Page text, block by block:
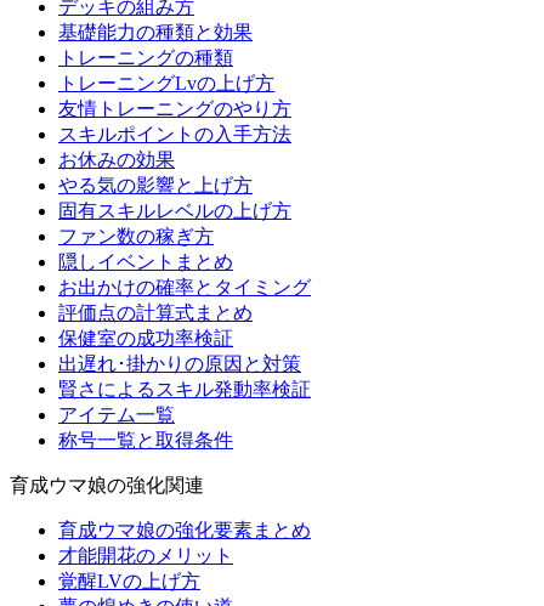
デッキの組み方
基礎能力の種類と効果
トレーニングの種類
トレーニングLvの上げ方
友情トレーニングのやり方
スキルポイントの入手方法
お休みの効果
やる気の影響と上げ方
固有スキルレベルの上げ方
ファン数の稼ぎ方
隠しイベントまとめ
お出かけの確率とタイミング
評価点の計算式まとめ
保健室の成功率検証
出遅れ･掛かりの原因と対策
賢さによるスキル発動率検証
アイテム一覧
称号一覧と取得条件
育成ウマ娘の強化関連
育成ウマ娘の強化要素まとめ
才能開花のメリット
覚醒LVの上げ方